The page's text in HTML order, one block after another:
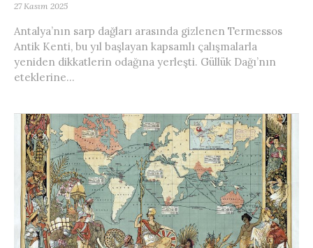
27 Kasım 2025
Antalya’nın sarp dağları arasında gizlenen Termessos
Antik Kenti, bu yıl başlayan kapsamlı çalışmalarla
yeniden dikkatlerin odağına yerleşti. Güllük Dağı’nın
eteklerine...